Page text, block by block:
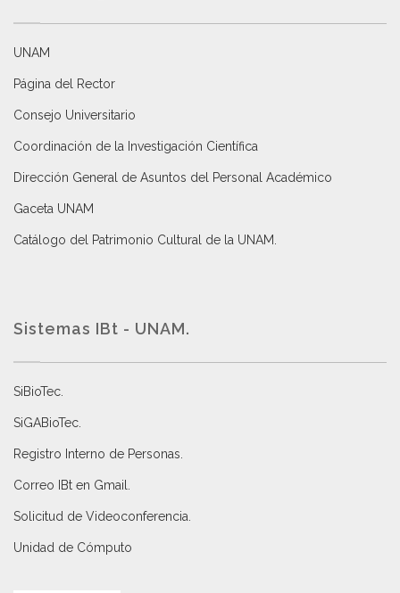
UNAM
Página del Rector
Consejo Universitario
Coordinación de la Investigación Científica
Dirección General de Asuntos del Personal Académico
Gaceta UNAM
Catálogo del Patrimonio Cultural de la UNAM.
Sistemas IBt - UNAM.
SiBioTec
SiGABioTec.
Registro Interno de Personas
Correo IBt en Gmail
Solicitud de Videoconferencia.
Unidad de Cómputo